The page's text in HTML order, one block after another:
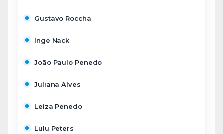
Gustavo Roccha
Inge Nack
João Paulo Penedo
Juliana Alves
Leíza Penedo
Lulu Peters